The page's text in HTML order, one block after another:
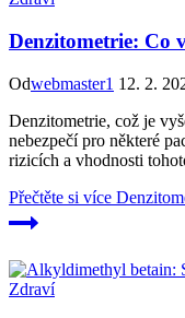
Denzitometrie: Co
Odwebmaster1 12. 2.
Denzitometrie, což je
nebezpečí pro některé
rizicích a vhodnosti
Přečtěte si více
Zdraví